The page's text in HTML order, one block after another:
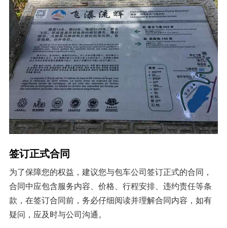
签订正式合同
为了保障您的权益，建议您与包车公司签订正式的合同，
合同中应包含服务内容、价格、行程安排、违约责任等条
款，在签订合同前，务必仔细阅读并理解合同内容，如有
疑问，应及时与公司沟通。